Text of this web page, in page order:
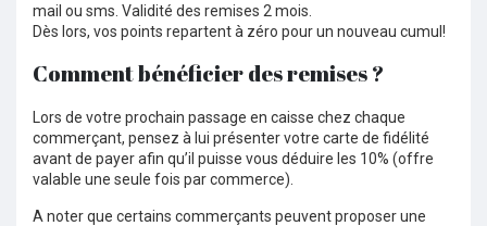
mail ou sms. Validité des remises 2 mois.
Dès lors, vos points repartent à zéro pour un nouveau cumul!
Comment bénéficier des remises ?
Lors de votre prochain passage en caisse chez chaque
commerçant, pensez à lui présenter votre carte de fidélité
avant de payer afin qu’il puisse vous déduire les 10% (offre
valable une seule fois par commerce).
A noter que certains commerçants peuvent proposer une